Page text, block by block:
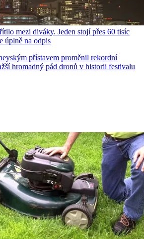
mezi diváky. Jeden stojí přes 60 tisíc
úplně na odpis
přístavem proměnil rekordní
hromadný pád dronů v historii festivalu